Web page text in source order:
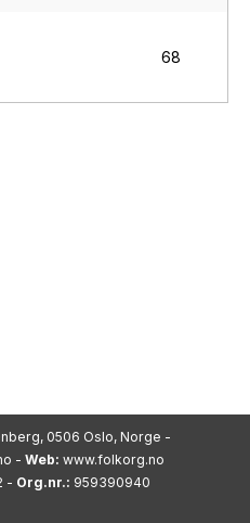
68
0506 Oslo, Norge -
- Web: www.folkorg.no
- Org.nr.: 959390940